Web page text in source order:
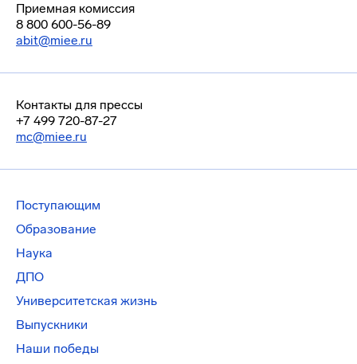
Приемная комиссия
8 800 600-56-89
abit@miee.ru
Контакты для прессы
+7 499 720-87-27
mc@miee.ru
Поступающим
Образование
Наука
ДПО
Университетская жизнь
Выпускники
Наши победы